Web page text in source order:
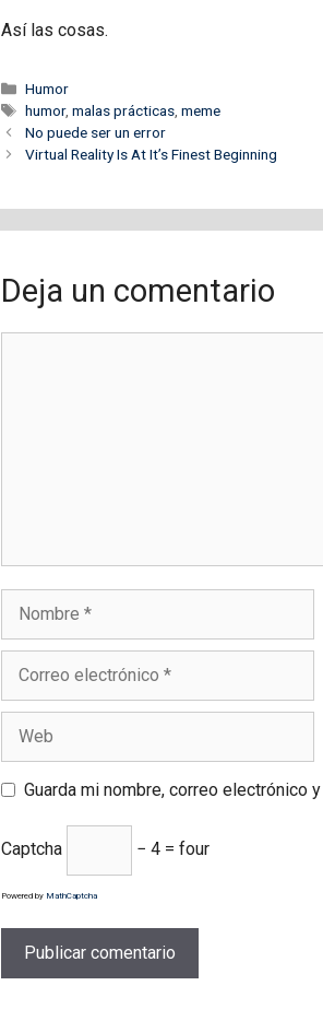
Así las cosas.
Categorías
Humor
Etiquetas
humor, malas prácticas, meme
No puede ser un error
Virtual Reality Is At It’s Finest Beginning
Deja un comentario
Nombre
Correo
electrónico
Web
Guarda mi nombre, correo electrónico
Captcha − 4 = four
Powered by MathCaptcha